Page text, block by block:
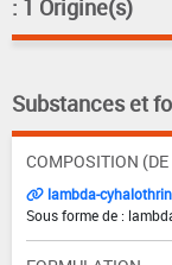
: 1 Origine(s)
Substances et
COMPOSITION
lambda-
Sous forme de :